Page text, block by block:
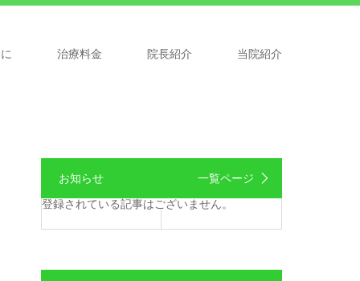
治療料金 院長紹介 当院紹介
お知らせ
一覧ページ
登録されている記事はございません。